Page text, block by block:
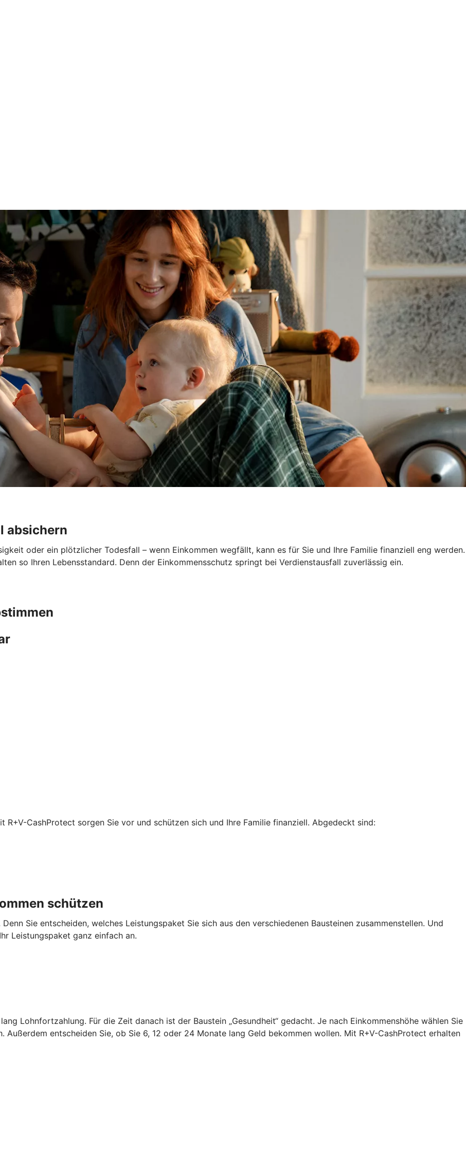
absichern
oder ein plötzlicher Todesfall – wenn Einkommen wegfällt, kann es für Sie und Ihre Familie finanziell eng werden.
so Ihren Lebensstandard. Denn der Einkommensschutz springt bei Verdienstausfall zuverlässig ein.
R+V-CashProtect sorgen Sie vor und schützen sich und Ihre Familie finanziell. Abgedeckt sind:
schützen
Sie entscheiden, welches Leistungspaket Sie sich aus den verschiedenen Bausteinen zusammenstellen. Und
Leistungspaket ganz einfach an.
Lohnfortzahlung. Für die Zeit danach ist der Baustein „Gesundheit“ gedacht. Je nach Einkommenshöhe wählen Sie
Außerdem entscheiden Sie, ob Sie 6, 12 oder 24 Monate lang Geld bekommen wollen. Mit R+V-CashProtect erhalten